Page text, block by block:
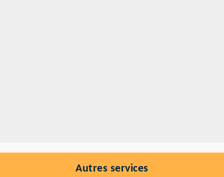
Autres services